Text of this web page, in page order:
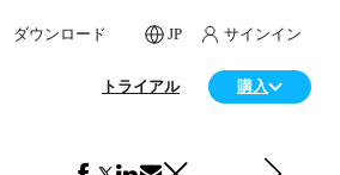
ダウンロード JP サインイン
トライアル 購入